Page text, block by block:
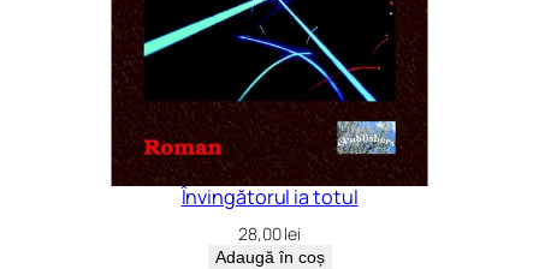
Învingătorul ia totul
28,00lei
Adaugă în coș